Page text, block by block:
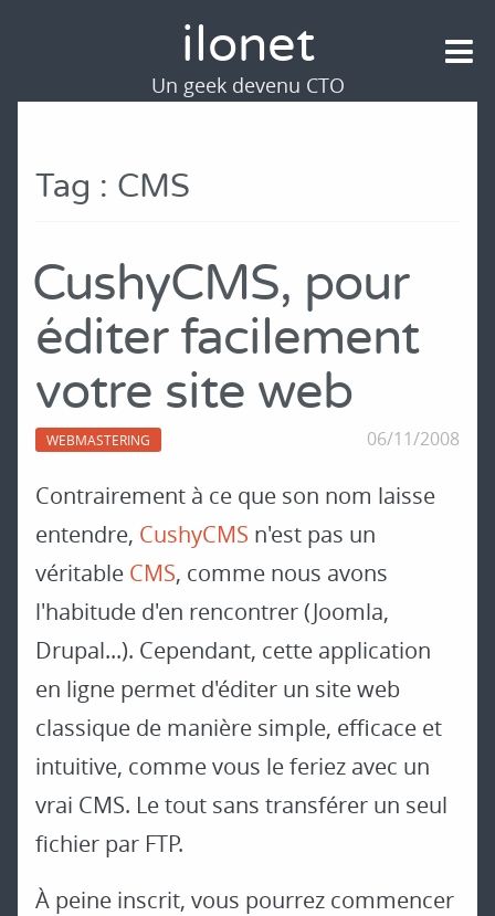
Tag : CMS
CushyCMS, pour
éditer facilement
votre site web
WEBMASTERING 06/11/2008
Contrairement à ce que son nom laisse
entendre, CushyCMS n'est pas un
véritable CMS, comme nous avons
l'habitude d'en rencontrer (Joomla,
Drupal...). Cependant, cette application
en ligne permet d'éditer un site web
classique de manière simple, efficace et
intuitive, comme vous le feriez avec un
vrai CMS. Le tout sans transférer un seul
fichier par FTP.
À peine inscrit, vous pourrez commencer
ilonet
Un geek devenu CTO